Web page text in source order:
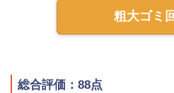
粗大ゴミ
総合評価：88点